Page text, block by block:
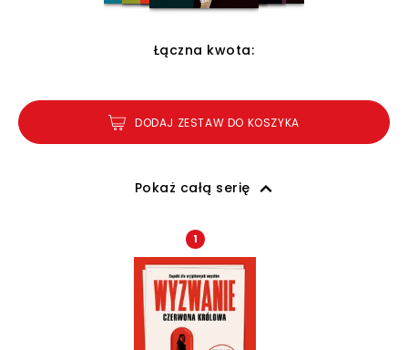
Łączna kwota:
DODAJ ZESTAW DO KOSZYKA
Pokaż całą serię
1